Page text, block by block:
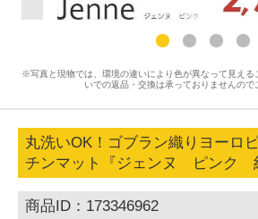
※写真と現物では、環境の違いにより色が異なって見える
いでの返品・交換は承っておりませんので
丸洗いOK！ゴブラン織りヨーロ
チンマット『ジェンヌ ピンク
商品ID：173346962